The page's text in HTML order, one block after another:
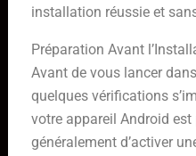
installation réussie et
Préparation Avant
Avant de vous lancer
quelques vérifications
votre appareil Android
généralement d’activer